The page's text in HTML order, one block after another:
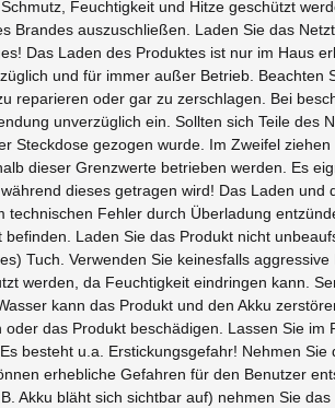
Feuchtigkeit und Hitze geschützt
Brandes auszuschließen. Laden Sie das
Das Laden des Produktes ist nur im Haus
und für immer außer Betrieb.
reparieren oder gar zu zerschlagen. Bei
unverzüglich ein. Sollten sich Teile
Steckdose gezogen wurde. Im Zweifel
dieser Grenzwerte betrieben werden. Es
dieses getragen wird! Das Laden
technischen Fehler durch Überladung
Laden Sie das Produkt nicht
Tuch. Verwenden Sie keinesfalls
werden, da Feuchtigkeit eindringen kann.
kann das Produkt und den Akku
das Produkt beschädigen. Lassen Sie
besteht u.a. Erstickungsgefahr! Nehmen
erhebliche Gefahren für den Benutzer
Akku bläht sich sichtbar auf) nehmen Sie